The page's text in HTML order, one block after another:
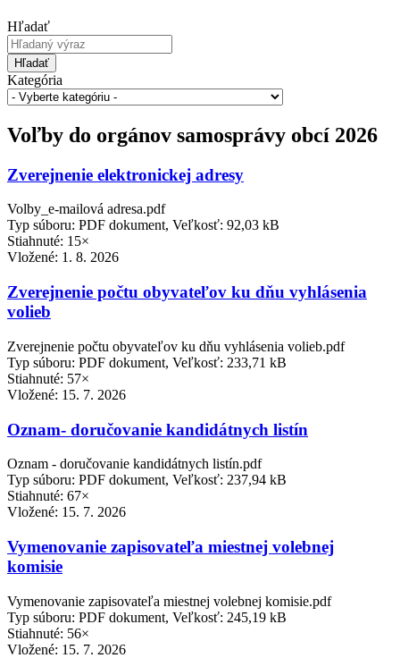
Hľadať
Hľadať
Kategória
Voľby do orgánov samosprávy obcí 2026
Zverejnenie elektronickej adresy
Volby_e-mailová adresa.pdf
Typ súboru: PDF dokument, Veľkosť: 92,03 kB
Stiahnuté: 15×
Vložené: 1. 8. 2026
Zverejnenie počtu obyvateľov ku dňu vyhlásenia
volieb
Zverejnenie počtu obyvateľov ku dňu vyhlásenia volieb.pdf
Typ súboru: PDF dokument, Veľkosť: 233,71 kB
Stiahnuté: 57×
Vložené: 15. 7. 2026
Oznam- doručovanie kandidátnych listín
Oznam - doručovanie kandidátnych listín.pdf
Typ súboru: PDF dokument, Veľkosť: 237,94 kB
Stiahnuté: 67×
Vložené: 15. 7. 2026
Vymenovanie zapisovateľa miestnej volebnej
komisie
Vymenovanie zapisovateľa miestnej volebnej komisie.pdf
Typ súboru: PDF dokument, Veľkosť: 245,19 kB
Stiahnuté: 56×
Vložené: 15. 7. 2026